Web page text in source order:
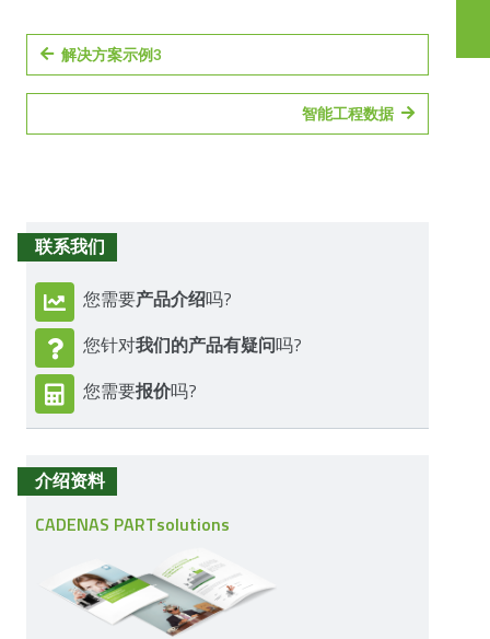
解决方案示例3
智能工程数据
联系我们
您需要产品介绍吗?
您针对我们的产品有疑问吗?
您需要报价吗?
介绍资料
CADENAS PARTsolutions